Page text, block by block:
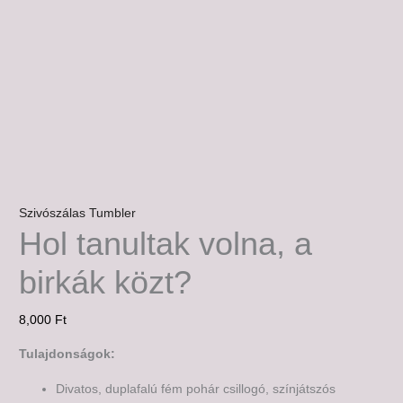
Szivószálas Tumbler
Hol tanultak volna, a
birkák közt?
8,000 Ft
Tulajdonságok:
Divatos, duplafalú fém pohár csillogó, színjátszós